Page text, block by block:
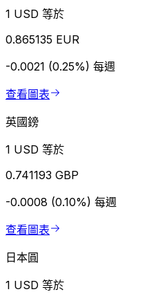
1 USD 等於
0.865135 EUR
-0.0021 (0.25%) 每週
查看圖表
英國鎊
1 USD 等於
0.741193 GBP
-0.0008 (0.10%) 每週
查看圖表
日本圓
1 USD 等於